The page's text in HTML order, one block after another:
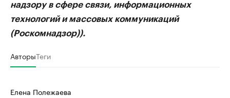
надзору в сфере связи, информационных
технологий и массовых коммуникаций
(Роскомнадзор)).
АвторыТеги
Елена Полежаева